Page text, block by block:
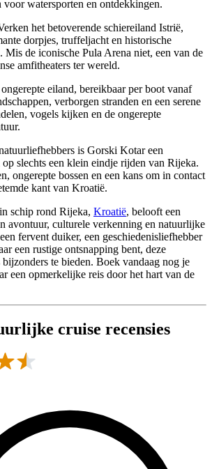
watersporten en ontdekkingen.
het betoverende schiereiland Istrië,
dorpjes, truffeljacht en historische
Mis de iconische Pula Arena niet, een van de
amfitheaters ter wereld.
eiland, bereikbaar per boot vanaf
verborgen stranden en een serene
vogels kijken en de ongerepte
is Gorski Kotar een
slechts een klein eindje rijden van Rijeka.
ongerepte bossen en een kans om in contact
kant van Kroatië.
schip rond Rijeka, Kroatië, belooft een
avontuur, culturele verkenning en natuurlijke
fervent duiker, een geschiedenisliefhebber
een rustige ontsnapping bent, deze
te bieden. Boek vandaag nog je
een opmerkelijke reis door het hart van de
cruise recensies